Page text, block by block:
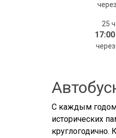
25
17:00
С каждым годом
исторических
круглогодично.